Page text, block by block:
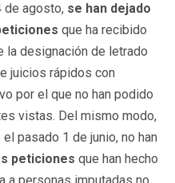
de agosto, se han dejado
que ha recibido
la designación de letrado
juicios rápidos con
por el que no han podido
vistas. Del mismo modo,
pasado 1 de junio, no han
peticiones que han hecho